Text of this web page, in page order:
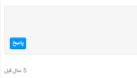
پاسخ
5 سال قبل